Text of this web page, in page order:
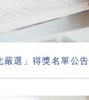
嚴選」得獎名單公告